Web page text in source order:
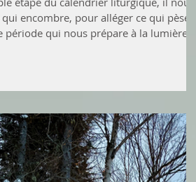
encombre, pour alléger ce qui pèse,
qui nous prépare à la lumière de